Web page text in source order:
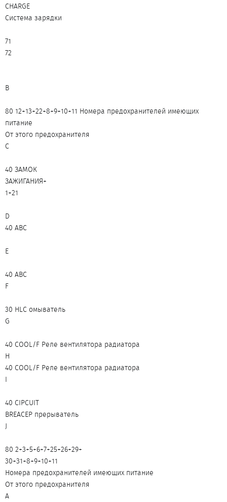
CHARGE
Система зарядки
71
72
B
80 12+13+22+8+9+10+11 Номера предохранителей имеющих
питание
От этого предохранителя
C
40 ЗАМОК
ЗАЖИГАНИЯ+
1+21
D
40 ABC
E
40 ABC
F
30 HLC омыватель
G
40 COOL/F Реле вентилятора радиатора
H
40 COOL/F Реле вентилятора радиатора
I
40 CIPCUIT
BREACEP прерыватель
J
80 2+3+5+6+7+25+26+29+
30+31+8+9+10+11
Номера предохранителей имеющих питание
От этого предохранителя
A